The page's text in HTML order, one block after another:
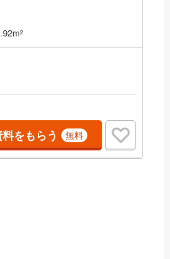
2
料をもらう 無料
収納（1）